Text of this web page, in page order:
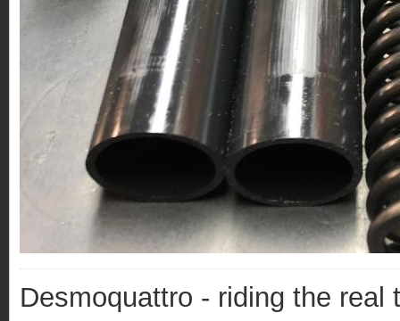
Desmoquattro - riding the real